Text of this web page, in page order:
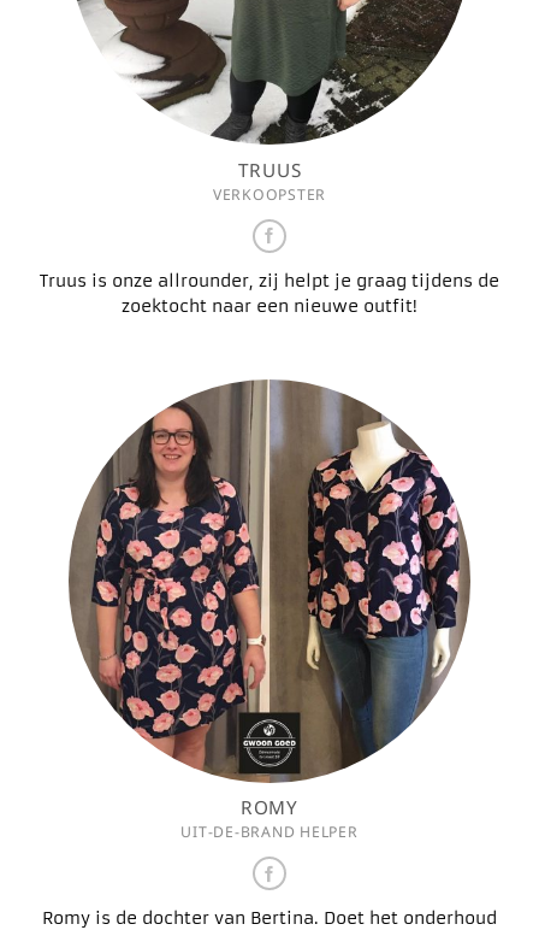
TRUUS
VERKOOPSTER
Truus is onze allrounder, zij helpt je graag tijdens de
zoektocht naar een nieuwe outfit!
ROMY
UIT-DE-BRAND HELPER
Romy is de dochter van Bertina. Doet het onderhoud